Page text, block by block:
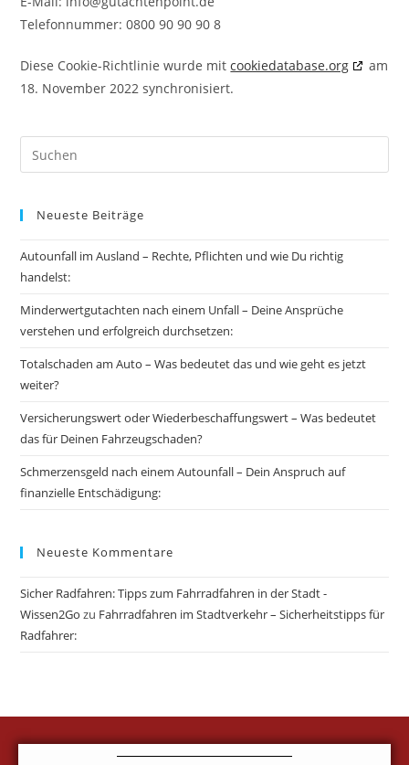
Telefonnummer: 0800 90 90 90 8
Diese Cookie-Richtlinie wurde mitcookiedatabase.org
am
18. November 2022 synchronisiert.
Neueste Beiträge
Autounfall im Ausland – Rechte, Pflichten und wie Du richtig
handelst:
Minderwertgutachten nach einem Unfall – Deine Ansprüche
verstehen und erfolgreich durchsetzen:
Totalschaden am Auto – Was bedeutet das und wie geht es jetzt
weiter?
Versicherungswert oder Wiederbeschaffungswert – Was bedeutet
das für Deinen Fahrzeugschaden?
Schmerzensgeld nach einem Autounfall – Dein Anspruch auf
finanzielle Entschädigung:
Neueste Kommentare
Sicher Radfahren: Tipps zum Fahrradfahren in der Stadt -
Wissen2Go zu Fahrradfahren im Stadtverkehr – Sicherheitstipps für
Radfahrer: